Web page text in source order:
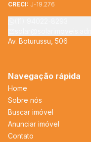
CRECI: J-19.276
Av. Boturussu, 506
Navegação rápida
Home
Sobre nós
Buscar imóvel
Anunciar imóvel
Contato